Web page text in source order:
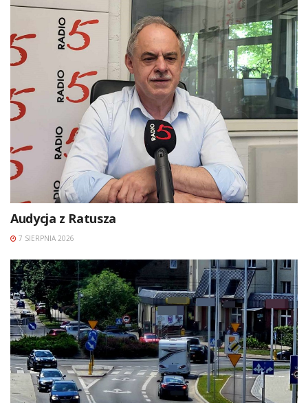
Audycja z Ratusza
7 SIERPNIA 2026